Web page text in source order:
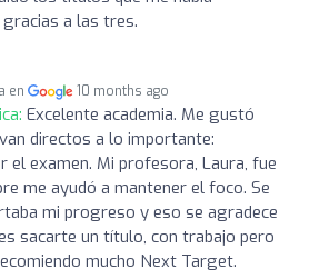
a las tres.
en 10 months ago
Excelente academia. Me gustó
directos a lo importante:
el examen. Mi profesora, Laura, fue
me ayudó a mantener el foco. Se
mi progreso y eso se agradece
sacarte un título, con trabajo pero
mucho Next Target.